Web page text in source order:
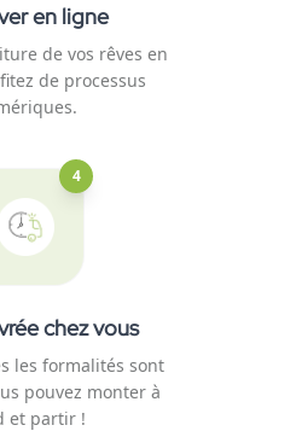
en ligne
de vos rêves en
de processus
4
chez vous
les formalités sont
pouvez monter à
et partir !